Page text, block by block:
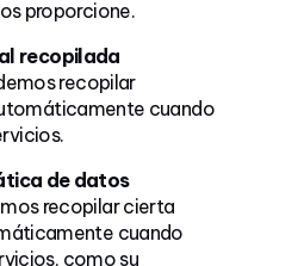
proporcione.
recopilada
recopilar
cuando
de datos
recopilar cierta
cuando
como su